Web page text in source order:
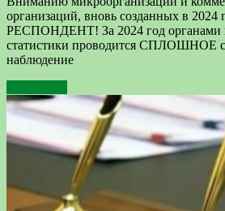
организаций, вновь созданных в
РЕСПОНДЕНТ! За 2024 год органами
статистики проводится СПЛОШНОЕ
наблюдение